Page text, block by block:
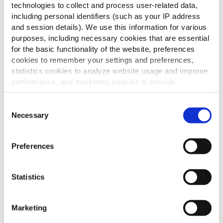
technologies to collect and process user-related data,
including personal identifiers (such as your IP address
and session details). We use this information for various
purposes, including necessary cookies that are essential
for the basic functionality of the website, preferences
cookies to remember your settings and preferences,
statistics cookies to analyze website usage and improve
performance, and marketing cookies to provide
personalized content and advertising.
By clicking 'Allow all cookies', you consent to the use of
all cookies. If you'd like to customize your preferences,
'Allow selection.'
To learn more about our cookies, click on "Show details."
You can withdraw or modify your consent at any time by
For additional information, you can view our
Global
Selection
Necessary
Preferences
Statistics
Marketing
ΓΑΡΝΙΤΟΥΡΑ
ΣΥΝΟΔΕΥΤΙΚΑ ΠΟΤΟΥ
ΥΛΙΚΑ ΓΙΑ BURGER/ SANDWICH